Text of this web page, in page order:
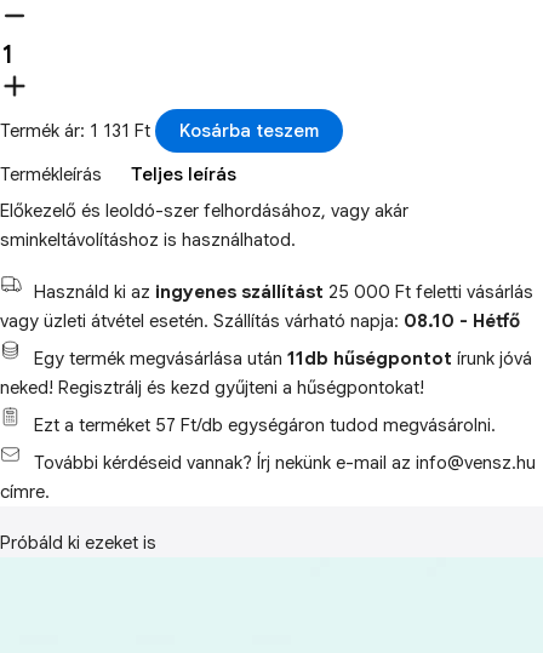
Termék ár: 1 131 Ft
Kosárba teszem
Termékleírás
Teljes leírás
Előkezelő és leoldó-szer felhordásához, vagy akár
sminkeltávolításhoz is használhatod.
Használd ki az ingyenes szállítást 25 000 Ft feletti vásárlás
vagy üzleti átvétel esetén. Szállítás várható napja: 08.10 - Hétfő
Egy termék megvásárlása után 11db hűségpontot írunk jóvá
neked! Regisztrálj és kezd gyűjteni a hűségpontokat!
Ezt a terméket 57 Ft/db egységáron tudod megvásárolni.
További kérdéseid vannak? Írj nekünk e-mail az info@vensz.hu
címre.
Próbáld ki ezeket is